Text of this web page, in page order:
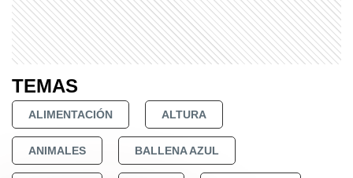
TEMAS
ALIMENTACIÓN ALTURA
ANIMALES BALLENA AZUL